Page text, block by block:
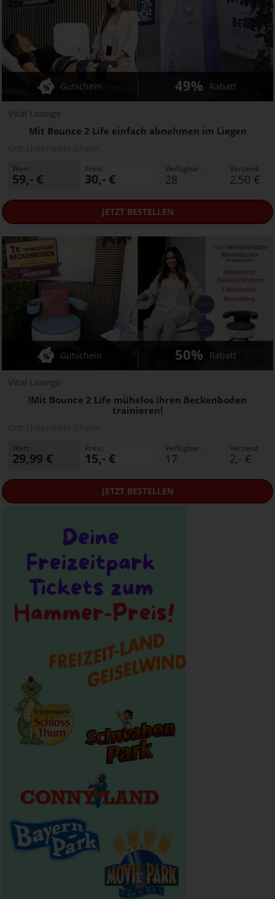
Mit Bounce 2 Life einfach abnehmen im Liegen
Gutschein 49% Rabatt
Wert:
59,- €
Preis:
30,- €
Verfügbar:
28
Versand:
2,50 €
JETZTBESTELLEN
!Mit Bounce 2 Life mühelos ihren Beckenboden
trainieren!
Gutschein 50% Rabatt
Wert:
29,99 €
Preis:
15,- €
Verfügbar:
17
Versand:
2,- €
JETZTBESTELLEN